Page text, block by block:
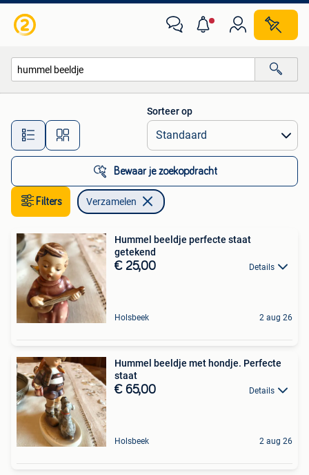
Alle afstanden…
Sorteer op
Bewaar je zoekopdracht
Filters Verzamelen
Hummel beeldje perfecte staat
getekend
€ 25,00 Details
Holsbeek 2 aug 26
Hummel beeldje met hondje. Perfecte
staat
€ 65,00 Details
Holsbeek 2 aug 26